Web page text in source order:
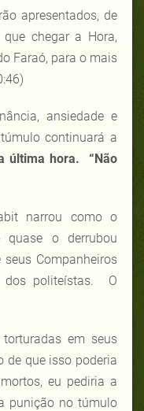
apresentados, de
chegar a Hora,
Faraó, para o mais
ansiedade e
continuará a
última hora.
“Não
narrou como o
o derrubou
Companheiros
dos politeístas. O
torturadas em seus
de que isso poderia
eu pediria a
punição no túmulo